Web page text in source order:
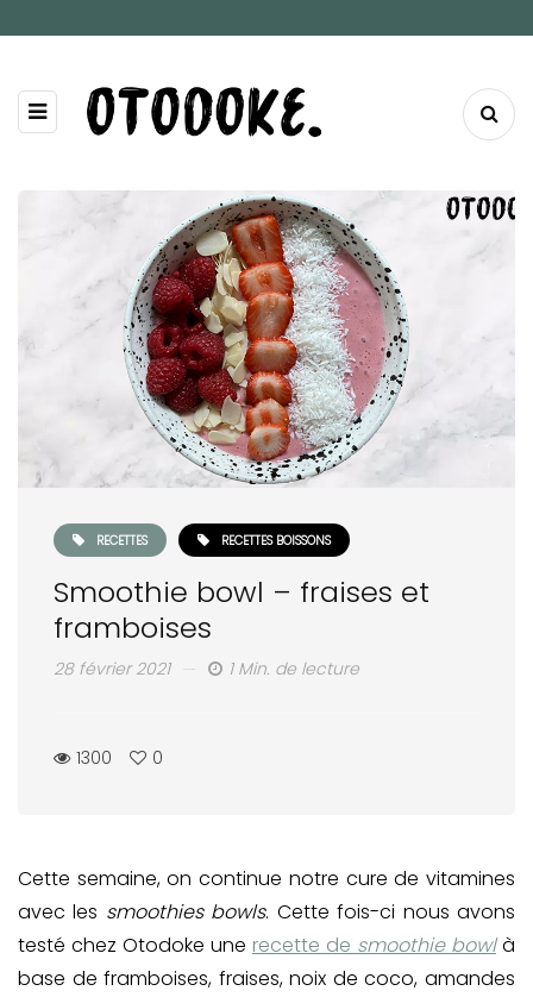
RECETTES RECETTES BOISSONS
Smoothie bowl – fraises et
framboises
28 février 2021 1 Min. de lecture
1300 0
Cette semaine, on continue notre cure de vitamines
avec les smoothies bowls. Cette fois-ci nous avons
testé chez Otodoke une recette de smoothie bowlà
base de framboises, fraises, noix de coco, amandes